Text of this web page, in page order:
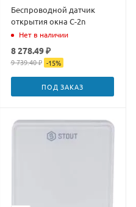
Беспроводной датчик
открытия окна C-2n
Нет в наличии
8 278.49 ₽
9 739.40 ₽ -15%
ПОД ЗАКАЗ